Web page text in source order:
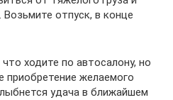
отпуск, в конце
ходите по автосалону, но
приобретение желаемого
удача в ближайшем